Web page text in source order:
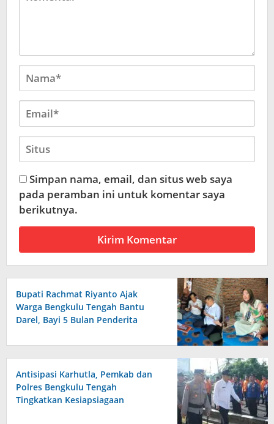
Simpan nama, email, dan situs web saya
pada peramban ini untuk komentar saya
berikutnya.
Bupati Rachmat Riyanto Ajak
Warga Bengkulu Tengah Bantu
Darel, Bayi 5 Bulan Penderita
Antisipasi Karhutla, Pemkab dan
Polres Bengkulu Tengah
Tingkatkan Kesiapsiagaan